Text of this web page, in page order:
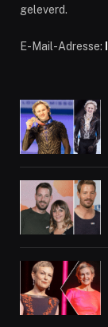
geleverd.
E-Mail-Adresse: